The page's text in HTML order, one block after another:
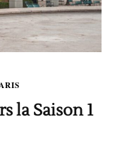
la Saison 1